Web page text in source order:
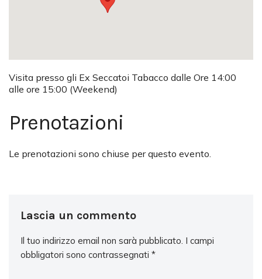
Visita presso gli Ex Seccatoi Tabacco dalle Ore 14:00
alle ore 15:00 (Weekend)
Prenotazioni
Le prenotazioni sono chiuse per questo evento.
Lascia un commento
Il tuo indirizzo email non sarà pubblicato. I campi
obbligatori sono contrassegnati *